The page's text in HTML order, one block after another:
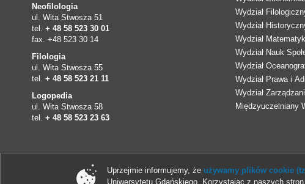
Neofilologia
ul. Wita Stwosza 51
tel. + 48 58 523 30 01
fax. +48 523 30 14
Filologia
ul. Wita Stwosza 55
tel. + 48 58 523 21 11
Logopedia
ul. Wita Stwosza 58
tel. + 48 58 523 23 63
Wydział
Wydział
Wydział
Wydział Nauk
Wydział
Wydział Prawa i
Wydział
Międzyuczelniany
Uprzejmie informujemy, że używamy plików cookie
Uniwersytetu Gdańskiego. Korzystając z naszych